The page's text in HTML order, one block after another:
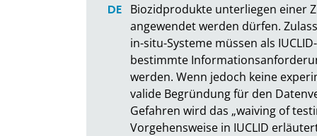
Biozidprodukte unterliegen einer
angewendet werden dürfen.
in-situ-Systeme müssen als
bestimmte
werden. Wenn jedoch keine
valide Begründung für den
Gefahren wird das „waiving of
Vorgehensweise in IUCLID